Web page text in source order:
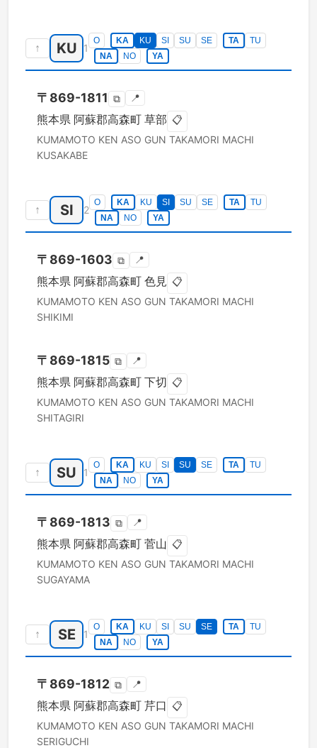
↑ KU 1
O KA KU SI SU SE TA
TU
NA
NO YA
〒 869-1811 ⧉ 📍
熊本県 阿蘇郡高森町 草部 📋
KUMAMOTO KEN ASO GUN TAKAMORI MACHI
KUSAKABE
↑ SI 2
O KA KU SI SU SE TA
TU
NA
NO YA
〒 869-1603 ⧉ 📍
熊本県 阿蘇郡高森町 色見 📋
KUMAMOTO KEN ASO GUN TAKAMORI MACHI
SHIKIMI
〒 869-1815 ⧉ 📍
熊本県 阿蘇郡高森町 下切 📋
KUMAMOTO KEN ASO GUN TAKAMORI MACHI
SHITAGIRI
↑ SU 1
O KA KU SI SU SE TA
TU
NA
NO YA
〒 869-1813 ⧉ 📍
熊本県 阿蘇郡高森町 菅山 📋
KUMAMOTO KEN ASO GUN TAKAMORI MACHI
SUGAYAMA
↑ SE 1
O KA KU SI SU SE TA
TU
NA
NO YA
〒 869-1812 ⧉ 📍
熊本県 阿蘇郡高森町 芹口 📋
KUMAMOTO KEN ASO GUN TAKAMORI MACHI
SERIGUCHI